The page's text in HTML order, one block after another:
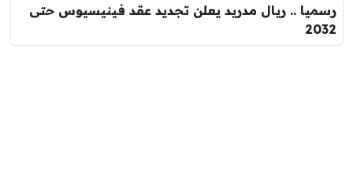
رسميا .. ريال مدريد يعلن تجديد عقد فينيسيوس حتى
2032